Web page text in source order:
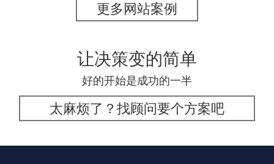
更多网站案例
让决策变的简单
好的开始是成功的一半
太麻烦了？找顾问要个方案吧